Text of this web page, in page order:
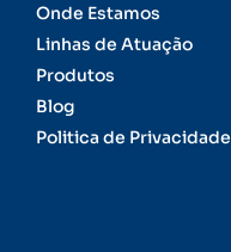
Onde Estamos
Linhas de Atuação
Produtos
Blog
Politica de Privacidade